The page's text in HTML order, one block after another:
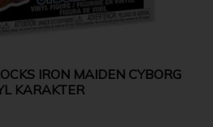
IRON MAIDEN CYBORG
KARAKTER